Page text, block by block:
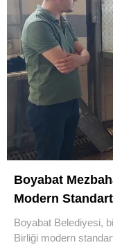
Boyabat
Modern
Boyabat Belediyesi,
Birliği modern